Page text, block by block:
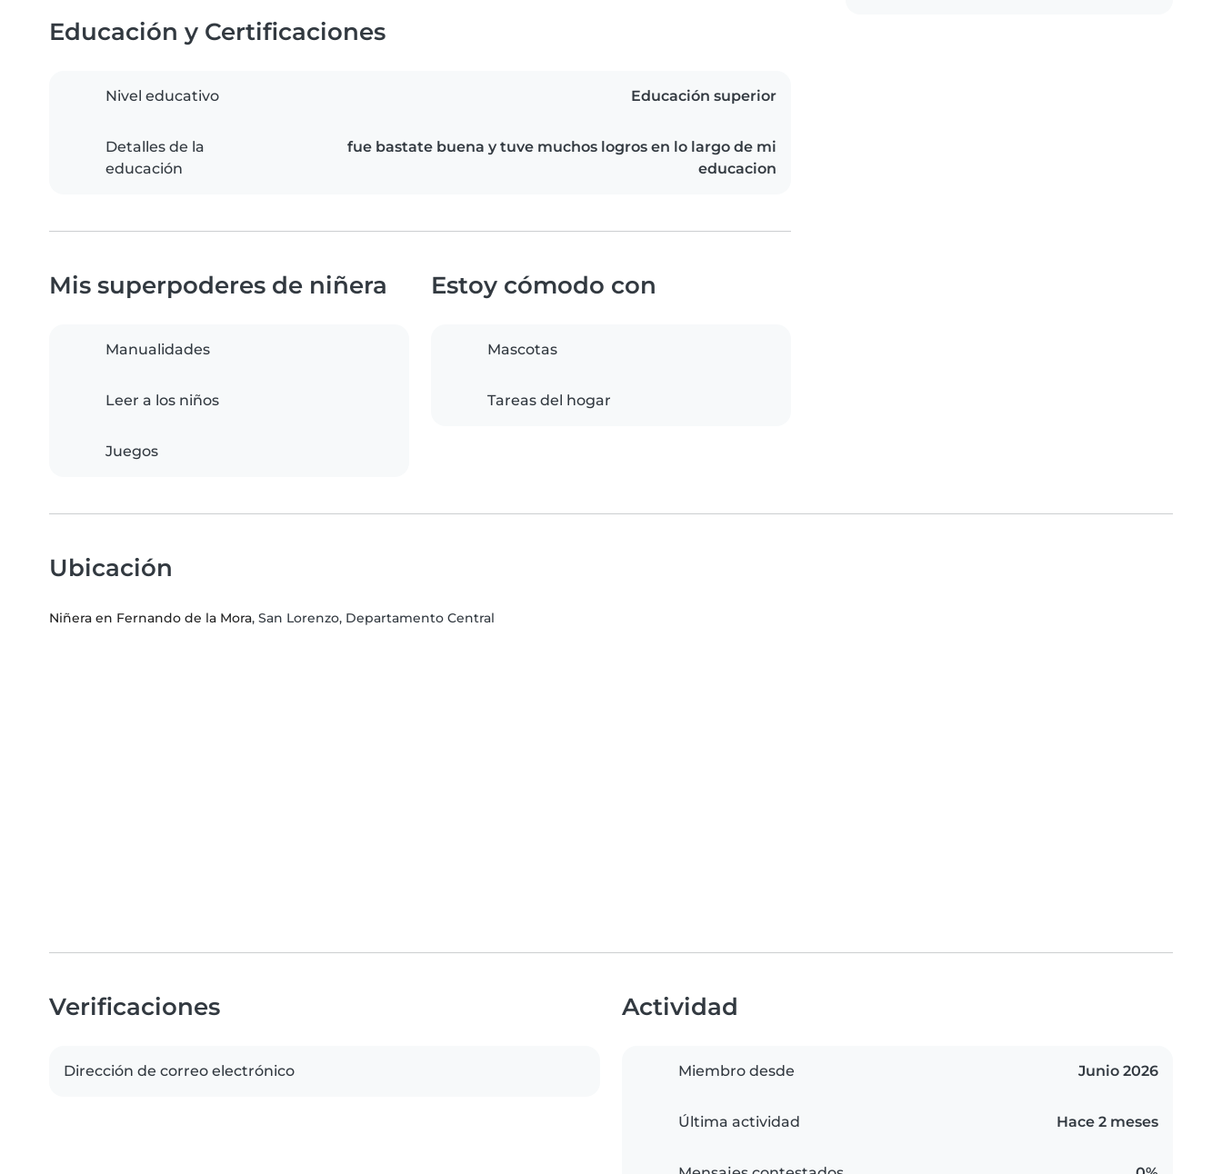
Educación y Certificaciones
Nivel educativo Educación superior
Detalles de la
educación
fue bastate buena y tuve muchos logros en lo largo de mi
educacion
Mis superpoderes de niñera
Manualidades
Leer a los niños
Juegos
Estoy cómodo con
Mascotas
Tareas del hogar
Ubicación
Niñera en Fernando de la Mora, San Lorenzo, Departamento Central
Verificaciones
Dirección de correo electrónico
Actividad
Miembro desde Junio 2026
Última actividad Hace 2 meses